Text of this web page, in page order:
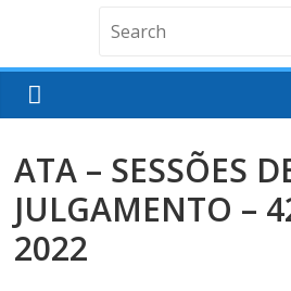
ATA – SESSÕES
JULGAMENTO –
2022